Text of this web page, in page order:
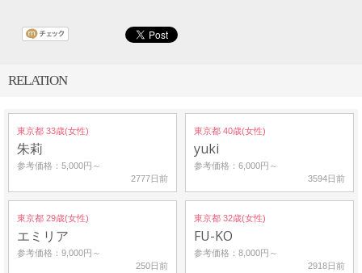
RELATION
東京都 33歳(女性)
朱莉
参考価格：5,000円～
2777日前
東京都 40歳(女性)
yuki
参考価格：6,000円～
3594日前
東京都 29歳(女性)
エミリア
参考価格：9,000円～
250日前
東京都 32歳(女性)
FU-KO
参考価格：8,000円～
2918日前